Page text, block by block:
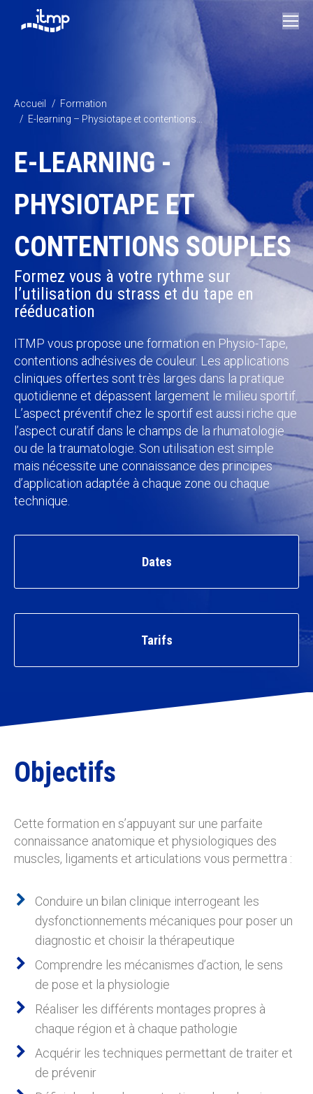
Vous êtes ici :
Accueil
Formation
E-learning – Physiotape et contentions…
E-LEARNING -
PHYSIOTAPE ET
CONTENTIONS SOUPLES
Formez vous à votre rythme sur
l’utilisation du strass et du tape en
rééducation
ITMP vous propose une formation en Physio-Tape,
contentions adhésives de couleur. Les applications
cliniques offertes sont très larges dans la pratique
quotidienne et dépassent largement le milieu sportif.
L’aspect préventif chez le sportif est aussi riche que
l’aspect curatif dans le champs de la rhumatologie
ou de la traumatologie. Son utilisation est simple
mais nécessite une connaissance des principes
d’application adaptée à chaque zone ou chaque
technique.
Dates
Tarifs
Objectifs
Cette formation en s’appuyant sur une parfaite
connaissance anatomique et physiologiques des
muscles, ligaments et articulations vous permettra :
Conduire un bilan clinique interrogeant les
dysfonctionnements mécaniques pour poser un
diagnostic et choisir la thérapeutique
Comprendre les mécanismes d’action, le sens
de pose et la physiologie
Réaliser les différents montages propres à
chaque région et à chaque pathologie
Acquérir les techniques permettant de traiter et
de prévenir